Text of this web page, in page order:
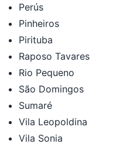
Perús
Pinheiros
Pirituba
Raposo Tavares
Rio Pequeno
São Domingos
Sumaré
Vila Leopoldina
Vila Sonia